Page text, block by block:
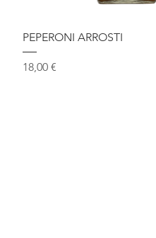
Vista rapida
PEPERONI ARROSTI
Prezzo
18,00 €